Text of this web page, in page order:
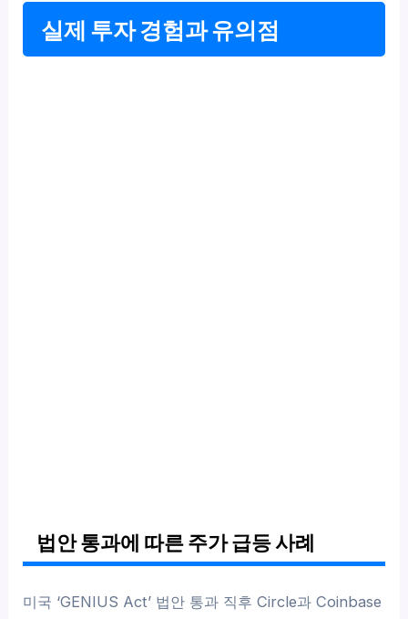
실제 투자 경험과 유의점
법안 통과에 따른 주가 급등 사례
미국 ‘GENIUS Act’ 법안 통과 직후 Circle과 Coinbase